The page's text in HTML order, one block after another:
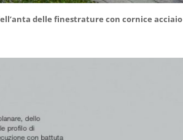
delle finestrature con cornice acciaio